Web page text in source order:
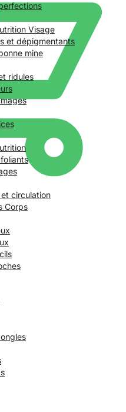
Visage
et dépigmentants
mine
ridules
circulation
Corps